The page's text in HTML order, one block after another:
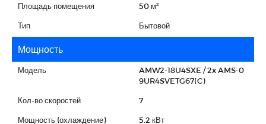
Площадь помещения 50 м²
Тип Бытовой
Мощность
Модель
AMW2-18U4SXE / 2x AMS-0
9UR4SVETG67(C)
Кол-во скоростей 7
Мощность (охлаждение) 5.2 кВт